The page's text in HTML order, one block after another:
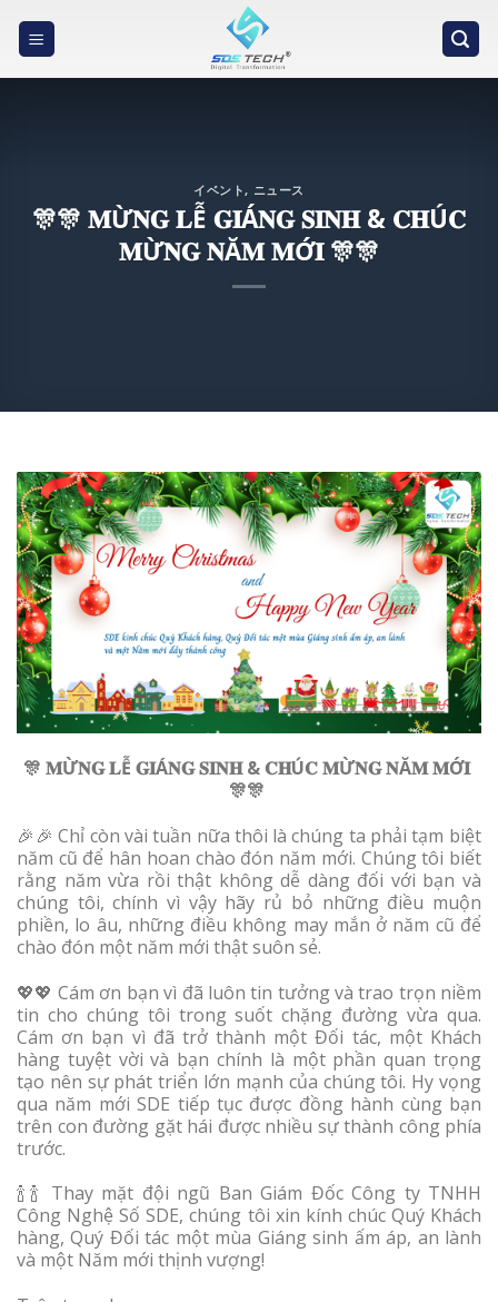
イベント, ニュース
️🎊️🎊 𝐌Ừ𝐍𝐆 𝐋Ễ 𝐆𝐈Á𝐍𝐆 𝐒𝐈𝐍𝐇 & 𝐂𝐇Ú𝐂
𝐌Ừ𝐍𝐆 𝐍Ă𝐌 𝐌Ớ𝐈 ️🎊️🎊
️🎊 𝐌Ừ𝐍𝐆𝐋Ễ 𝐆𝐈Á𝐍𝐆𝐒𝐈𝐍𝐇 &𝐂𝐇Ú𝐂𝐌Ừ𝐍𝐆𝐍Ă𝐌𝐌Ớ𝐈 ️
🎊️🎊
️🎉️🎉 Chỉ còn vài tuần nữa thôi là chúng ta phải tạm biệt
năm cũ để hân hoan chào đón năm mới. Chúng tôi biết
rằng năm vừa rồi thật không dễ dàng đối với bạn và
chúng tôi, chính vì vậy hãy rủ bỏ những điều muộn
phiền, lo âu, những điều không may mắn ở năm cũ để
chào đón một năm mới thật suôn sẻ.
💖💖 Cám ơn bạn vì đã luôn tin tưởng và trao trọn niềm
tin cho chúng tôi trong suốt chặng đường vừa qua.
Cám ơn bạn vì đã trở thành một Đối tác, một Khách
hàng tuyệt vời và bạn chính là một phần quan trọng
tạo nên sự phát triển lớn mạnh của chúng tôi. Hy vọng
qua năm mới SDE tiếp tục được đồng hành cùng bạn
trên con đường gặt hái được nhiều sự thành công phía
trước.
🍾🍾 Thay mặt đội ngũ Ban Giám Đốc Công ty TNHH
Công Nghệ Số SDE, chúng tôi xin kính chúc Quý Khách
hàng, Quý Đối tác một mùa Giáng sinh ấm áp, an lành
và một Năm mới thịnh vượng!